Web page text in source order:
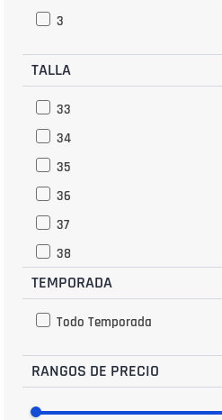
3
TALLA
33
34
35
36
37
38
39
TEMPORADA
Todo Temporada
RANGOS DE PRECIO